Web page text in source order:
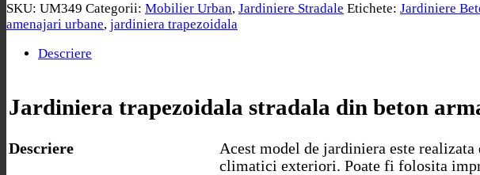
SKU: UM349 Categorii: Mobilier Urban, Jardiniere Stradale Etichete: Jardiniere
amenajari urbane, jardiniera trapezoidala
Descriere
Jardiniera trapezoidala stradala din beton
Descriere
Acest model de jardiniera este
climatici exteriori. Poate fi folosita